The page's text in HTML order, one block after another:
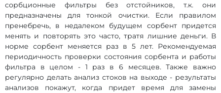
сорбционные фильтры без отстойников, т.к. они
предназначены для тонкой очистки. Если правилом
пренебречь, в недалеком будущем сорбент придется
менять и повторять это часто, тратя лишние деньги. В
норме сорбент меняется раз в 5 лет. Рекомендуемая
периодичность проверки состояния сорбента и работы
фильтра в целом - 1 раз в 6 месяцев. Также важно
регулярно делать анализ стоков на выходе - результаты
анализов покажут, когда придет время для замены